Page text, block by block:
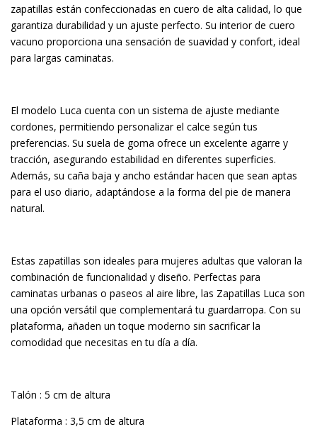
zapatillas están confeccionadas en cuero de alta calidad, lo que
garantiza durabilidad y un ajuste perfecto. Su interior de cuero
vacuno proporciona una sensación de suavidad y confort, ideal
para largas caminatas.
El modelo Luca cuenta con un sistema de ajuste mediante
cordones, permitiendo personalizar el calce según tus
preferencias. Su suela de goma ofrece un excelente agarre y
tracción, asegurando estabilidad en diferentes superficies.
Además, su caña baja y ancho estándar hacen que sean aptas
para el uso diario, adaptándose a la forma del pie de manera
natural.
Estas zapatillas son ideales para mujeres adultas que valoran la
combinación de funcionalidad y diseño. Perfectas para
caminatas urbanas o paseos al aire libre, las Zapatillas Luca son
una opción versátil que complementará tu guardarropa. Con su
plataforma, añaden un toque moderno sin sacrificar la
comodidad que necesitas en tu día a día.
Talón : 5 cm de altura
Plataforma : 3,5 cm de altura